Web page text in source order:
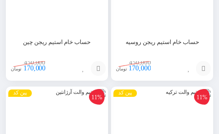
حساب خام استیم ریجن روسیه
450,000
170,000 تومان
به
حساب خام استیم ریجن چین
450,000
170,000 تومان
به
پین کد
11%
پین کد
11%